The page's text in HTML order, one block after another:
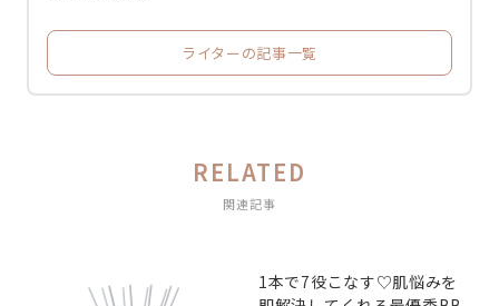
ライターの記事一覧
RELATED
関連記事
1本で7役こなす♡肌悩みを